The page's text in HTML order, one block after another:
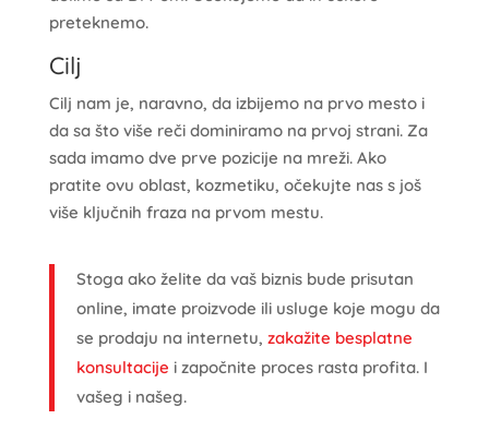
preteknemo.
Cilj
Cilj nam je, naravno, da izbijemo na prvo mesto i
da sa što više reči dominiramo na prvoj strani. Za
sada imamo dve prve pozicije na mreži. Ako
pratite ovu oblast, kozmetiku, očekujte nas s još
više ključnih fraza na prvom mestu.
Stoga ako želite da vaš biznis bude prisutan
online, imate proizvode ili usluge koje mogu da
se prodaju na internetu, zakažite besplatne
konsultacije i započnite proces rasta profita. I
vašeg i našeg.